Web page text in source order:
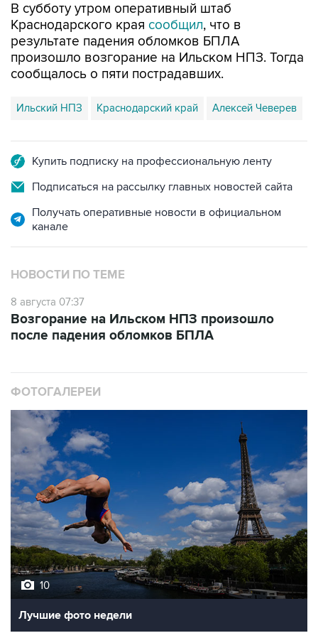
В субботу утром оперативный штаб
Краснодарского края сообщил, что в
результате падения обломков БПЛА
произошло возгорание на Ильском НПЗ. Тогда
сообщалось о пяти пострадавших.
Ильский НПЗ Краснодарский край Алексей Чеверев
Купить подписку на профессиональную ленту
Подписаться на рассылку главных новостей сайта
Получать оперативные новости в официальном
канале
НОВОСТИ ПО ТЕМЕ
8 августа 07:37
Возгорание на Ильском НПЗ произошло
после падения обломков БПЛА
ФОТОГАЛЕРЕИ
10
Лучшие фото недели